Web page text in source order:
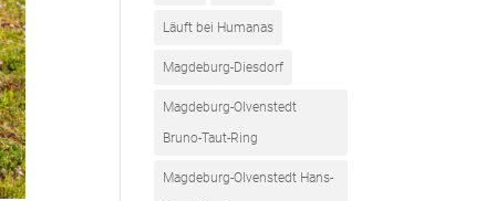
Läuft bei Humanas
Magdeburg-Diesdorf
Magdeburg-Olvenstedt
Bruno-Taut-Ring
Magdeburg-Olvenstedt Hans-